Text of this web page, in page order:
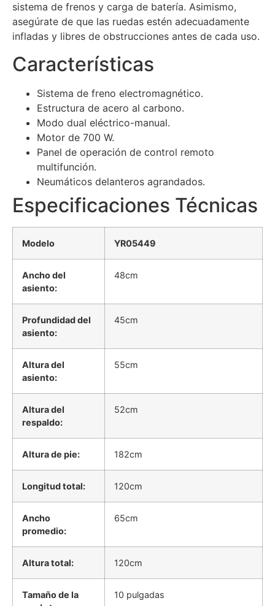
sistema de frenos y carga de batería. Asimismo,
asegúrate de que las ruedas estén adecuadamente
infladas y libres de obstrucciones antes de cada uso.
Características
Sistema de freno electromagnético.
Estructura de acero al carbono.
Modo dual eléctrico-manual.
Motor de 700 W.
Panel de operación de control remoto
multifunción.
Neumáticos delanteros agrandados.
Especificaciones Técnicas
Modelo YR05449
Ancho del
asiento:
48cm
Profundidad del
asiento:
45cm
Altura del
asiento:
55cm
Altura del
respaldo:
52cm
Altura de pie: 182cm
Longitud total: 120cm
Ancho
promedio:
65cm
Altura total: 120cm
Tamaño de la
10 pulgadas